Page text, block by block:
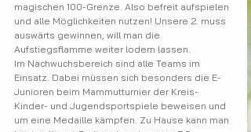
magischen 100-Grenze. Also befreit aufspielen
und alle Möglichkeiten nutzen! Unsere 2. muss
auswärts gewinnen, will man die
Aufstiegsflamme weiter lodern lassen.
Im Nachwuchsbereich sind alle Teams im
Einsatz. Dabei müssen sich besonders die E-
Junioren beim Mammutturnier der Kreis-
Kinder- und Jugendsportspiele beweisen und
um eine Medaille kämpfen. Zu Hause kann man